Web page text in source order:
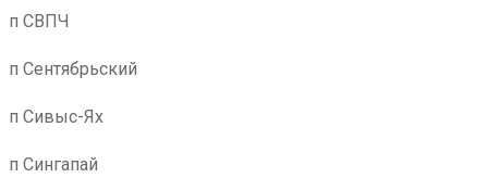
п СВПЧ
п Сентябрьский
п Сивыс-Ях
п Сингапай